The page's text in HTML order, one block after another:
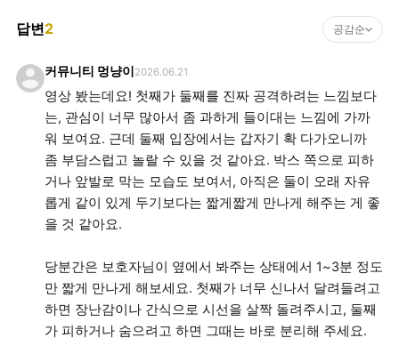
답변2 공감순
커뮤니티 멍냥이 2026.06.21
영상 봤는데요! 첫째가 둘째를 진짜 공격하려는 느낌보다
는, 관심이 너무 많아서 좀 과하게 들이대는 느낌에 가까
워 보여요. 근데 둘째 입장에서는 갑자기 확 다가오니까
좀 부담스럽고 놀랄 수 있을 것 같아요. 박스 쪽으로 피하
거나 앞발로 막는 모습도 보여서, 아직은 둘이 오래 자유
롭게 같이 있게 두기보다는 짧게짧게 만나게 해주는 게 좋
을 것 같아요.
당분간은 보호자님이 옆에서 봐주는 상태에서 1~3분 정도
만 짧게 만나게 해보세요. 첫째가 너무 신나서 달려들려고
하면 장난감이나 간식으로 시선을 살짝 돌려주시고, 둘째
가 피하거나 숨으려고 하면 그때는 바로 분리해 주세요.